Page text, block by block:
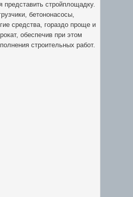
представить стройплощадку.
бетононасосы,
средства, гораздо проще и
обеспечив при этом
строительных работ.